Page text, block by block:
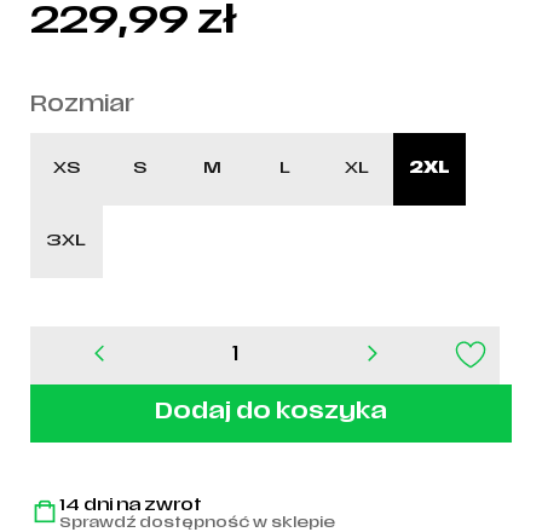
229,99 zł
Rozmiar
XS S M L XL 2XL
3XL
Czarna
Haftowanym
Herbem
Dodaj do koszyka
14 dni na zwrot
Sprawdź dostępność w sklepie